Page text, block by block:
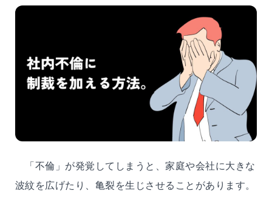
「不倫」が発覚してしまうと、家庭や会社に大きな
波紋を広げたり、亀裂を生じさせることがあります。